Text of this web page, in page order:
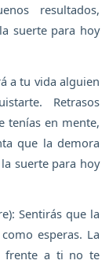
resultados,
suerte para hoy
a tu vida alguien
Retrasos
tenías en mente,
que la demora
suerte para hoy
Sentirás que la
esperas. La
frente a ti no te